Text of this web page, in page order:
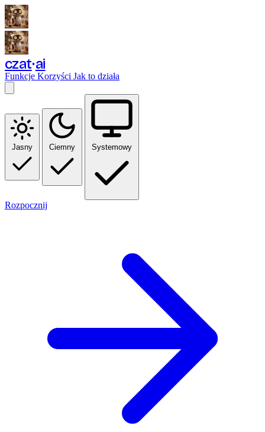
czat ai
Funkcje Korzyści Jak to działa
Jasny Ciemny Systemowy
Rozpocznij